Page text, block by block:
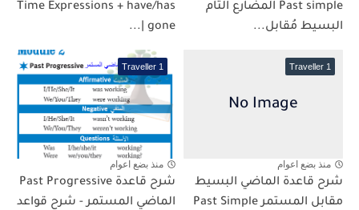
Past simple المضارع التام
البسيط مُقابل...
Time Expressions + have/has
gone |...
Traveller 1
منذ بضع اعوام
شرح قاعدة الماضي البسيط
مقابل المستمر Past Simple
Traveller 1
منذ بضع اعوام
شرح قاعدة Past Progressive
الماضي المستمر - شرح قواعد